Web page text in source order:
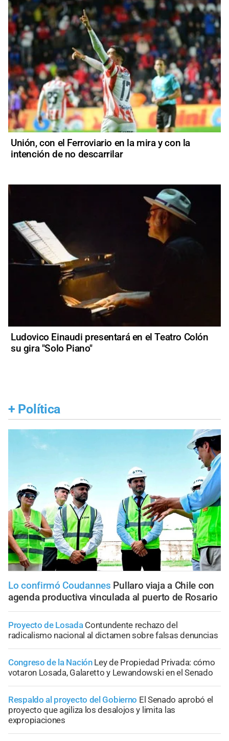
Unión, con el Ferroviario en la mira y con la
intención de no descarrilar
Ludovico Einaudi presentará en el Teatro Colón
su gira "Solo Piano"
+ Política
Lo confirmó Coudannes Pullaro viaja a Chile con
agenda productiva vinculada al puerto de Rosario
Proyecto de Losada Contundente rechazo del
radicalismo nacional al dictamen sobre falsas denuncias
Congreso de la Nación Ley de Propiedad Privada: cómo
votaron Losada, Galaretto y Lewandowski en el Senado
Respaldo al proyecto del Gobierno El Senado aprobó el
proyecto que agiliza los desalojos y limita las
expropiaciones